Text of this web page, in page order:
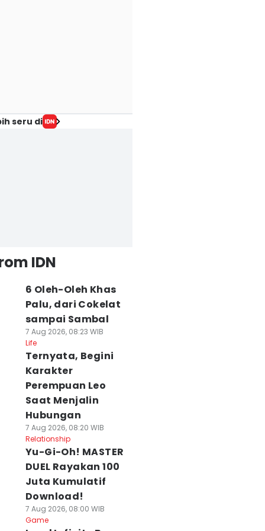
seru di
IDN
6 Oleh-Oleh Khas
Palu, dari Cokelat
sampai Sambal
7 Aug 2026, 08:23 WIB
Life
Ternyata, Begini
Karakter
Perempuan Leo
Saat Menjalin
Hubungan
7 Aug 2026, 08:20 WIB
Relationship
Yu-Gi-Oh! MASTER
DUEL Rayakan 100
Juta Kumulatif
Download!
7 Aug 2026, 08:00 WIB
Game